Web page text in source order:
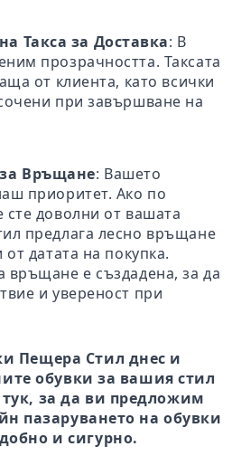
Такса за Доставка: В
прозрачността. Таксата
от клиента, като всички
при завършване на
Връщане: Вашето
приоритет. Ако по
сте доволни от вашата
предлага лесно връщане
датата на покупка.
връщане е създадена, за да
и увереност при
Пещера Стил днес и
обувки за вашия стил
за да ви предложим
пазаруването на обувки
и сигурно.